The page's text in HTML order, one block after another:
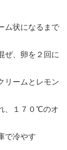
ム状になるまで
ぜ、卵を２回に
リームとレモン
、１７０℃のオ
で冷やす